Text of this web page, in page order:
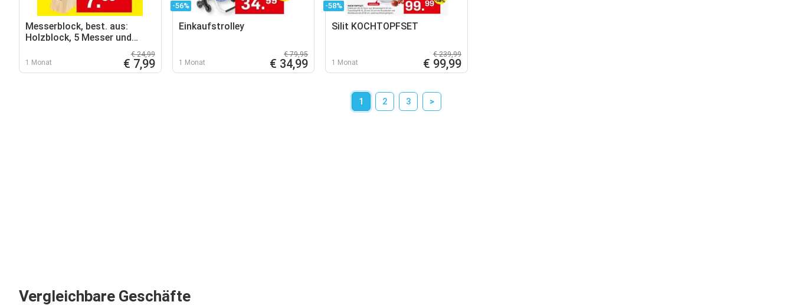
Messerblock, best. aus:
Holzblock, 5 Messer und
1 Monat
€ 24,99
€ 7,99
-56%
Einkaufstrolley
1 Monat
€ 79,95
€ 34,99
-58%
Silit KOCHTOPFSET
1 Monat
€ 239,99
€ 99,99
1 2 3 >
Vergleichbare Geschäfte